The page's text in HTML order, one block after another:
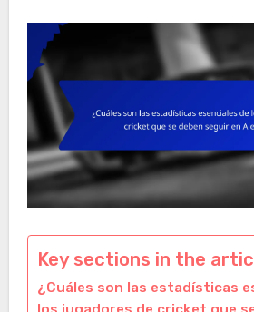
Key sections in the
¿Cuáles son las estadísticas